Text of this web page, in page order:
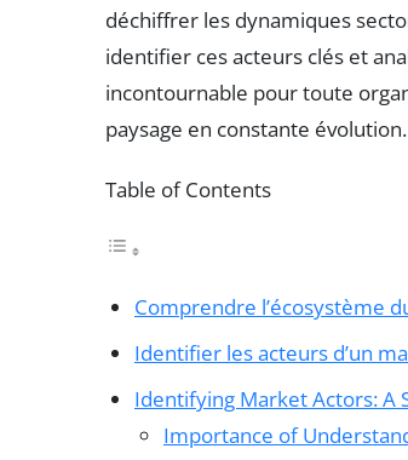
déchiffrer les dynamiques
identifier ces acteurs clés et
incontournable pour toute
paysage en constante évolution.
Table of Contents
Comprendre l’écosystème
Identifier les acteurs d’un
Identifying Market Actors: A
Importance of